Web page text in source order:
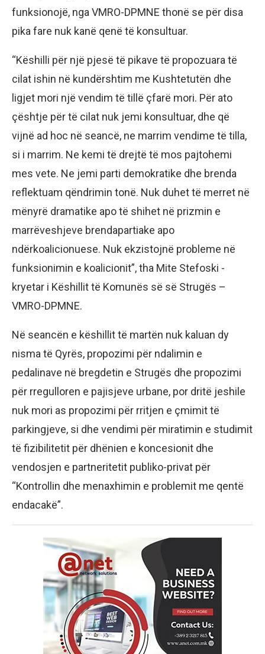
funksionojë, nga VMRO-DPMNE thonë se për disa
pika fare nuk kanë qenë të konsultuar.
“Këshilli për një pjesë të pikave të propozuara të
cilat ishin në kundërshtim me Kushtetutën dhe
ligjet mori një vendim të tillë çfarë mori. Për ato
çështje për të cilat nuk jemi konsultuar, dhe që
vijnë ad hoc në seancë, ne marrim vendime të tilla,
si i marrim. Ne kemi të drejtë të mos pajtohemi
mes vete. Ne jemi parti demokratike dhe brenda
reflektuam qëndrimin tonë. Nuk duhet të merret në
mënyrë dramatike apo të shihet në prizmin e
marrëveshjeve brendapartiake apo
ndërkoalicionuese. Nuk ekzistojnë probleme në
funksionimin e koalicionit”, tha Mite Stefoski -
kryetar i Këshillit të Komunës së së Strugës –
VMRO-DPMNE.
Në seancën e këshillit të martën nuk kaluan dy
nisma të Qyrës, propozimi për ndalimin e
pedalinave në bregdetin e Strugës dhe propozimi
për rregulloren e pajisjeve urbane, por dritë jeshile
nuk mori as propozimi për rritjen e çmimit të
parkingjeve, si dhe vendimi për miratimin e studimit
të fizibilitetit për dhënien e koncesionit dhe
vendosjen e partneritetit publiko-privat për
“Kontrollin dhe menaxhimin e problemit me qentë
endacakë”.